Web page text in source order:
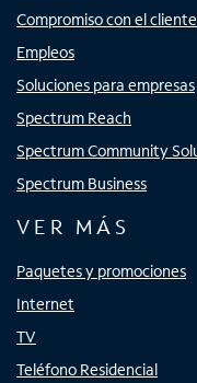
Compromiso con el cliente
Empleos
Soluciones para empresas
Spectrum Reach
Spectrum Community
Spectrum Business
VER MÁS
Paquetes y promociones
Internet
TV
Teléfono Residencial